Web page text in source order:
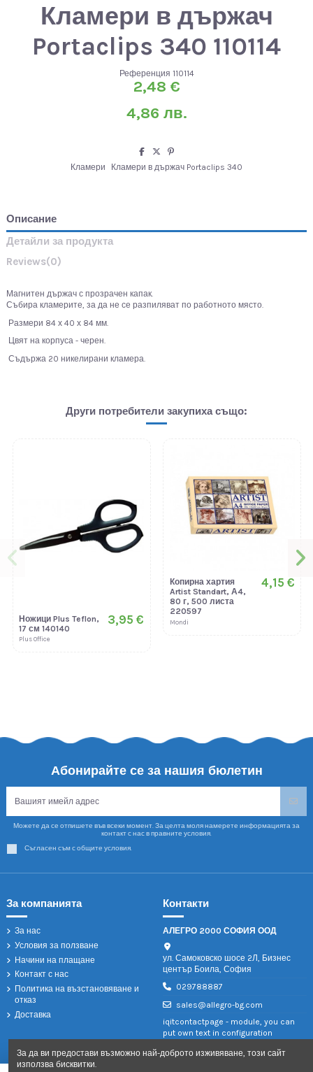
Кламери в държач
Portaclips 340 110114
Референция 110114
2,48 €
4,86 лв.
Кламери Кламери в държач Portaclips 340
Описание
Детайли за продукта
Reviews(0)
Магнитен държач с прозрачен капак.
Събира кламерите, за да не се разпиляват по работното място.
Размери 84 х 40 х 84 мм.
Цвят на корпуса - черен.
Съдържа 20 никелирани кламера.
Други потребители закупиха също:
Ножици Plus Teflon,
17 см 140140
Plus Office
3,95 €
Копирна хартия
Artist Standart, А4,
80 г, 500 листа
220597
Mondi
4,15 €
Абонирайте се за нашия бюлетин
Можете да се отпишете във всеки момент. За целта моля намерете информацията за
контакт с нас в правните условия.
Съгласен съм с общите условия.
За компанията
За нас
Условия за ползване
Начини на плащане
Контакт с нас
Политика на възстановяване и
отказ
Доставка
Контакти
АЛЕГРО 2000 СОФИЯ ООД
ул. Самоковско шосе 2Л, Бизнес
център Боила, София
029788887
sales@allegro-bg.com
iqitcontactpage - module, you can
put own text in configuration
За да ви предостави възможно най-доброто изживяване, този сайт
използва бисквитки.